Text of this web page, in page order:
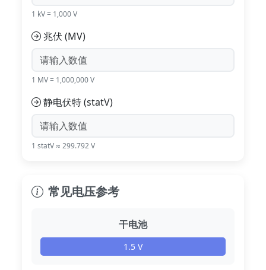
1 kV = 1,000 V
兆伏 (MV)
1 MV = 1,000,000 V
静电伏特 (statV)
1 statV ≈ 299.792 V
常见电压参考
干电池
1.5 V